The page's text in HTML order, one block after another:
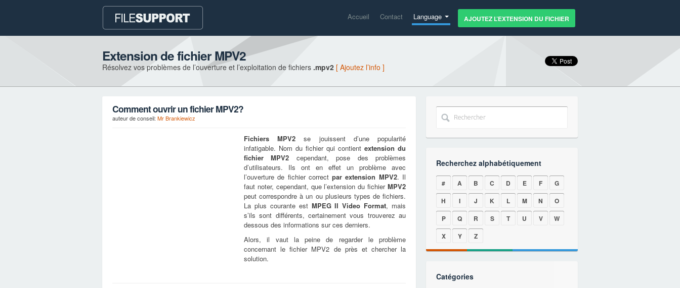
Accueil Contact Language AJOUTEZ L’EXTENSION DU FICHIER
Extension de fichier MPV2
Résolvez vos problèmes de l’ouverture et l’exploitation de fichiers .mpv2 [ Ajoutez l’info ]
Comment ouvrir un fichier MPV2?
auteur de conseil: Mr Brankiewicz
FichiersMPV2 se jouissent d’une popularité
infatigable. Nom du fichier qui contient extension du
fichierMPV2 cependant, pose des problèmes
d’utilisateurs. Ils ont en effet un problème avec
l’ouverture de fichier correctpar extension MPV2. Il
faut noter, cependant, que l’extension du fichier MPV2
peut correspondre à un ou plusieurs types de fichiers.
La plus courante est MPEG II Video Format, mais
s’ils sont différents, certainement vous trouverez au
dessous des informations sur ces derniers.
Alors, il vaut la peine de regarder le problème
concernant le fichier MPV2 de près et chercher la
solution.
Recherchez alphabétiquement
# A B C D E F
G
H
I J K L M N
O
P
Q R S T U V
W
X
Y Z
Catégories